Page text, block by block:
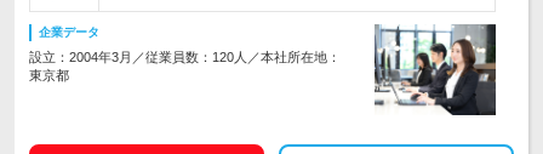
企業データ
設立：2004年3月／従業員数：120人／本社所在地：
東京都